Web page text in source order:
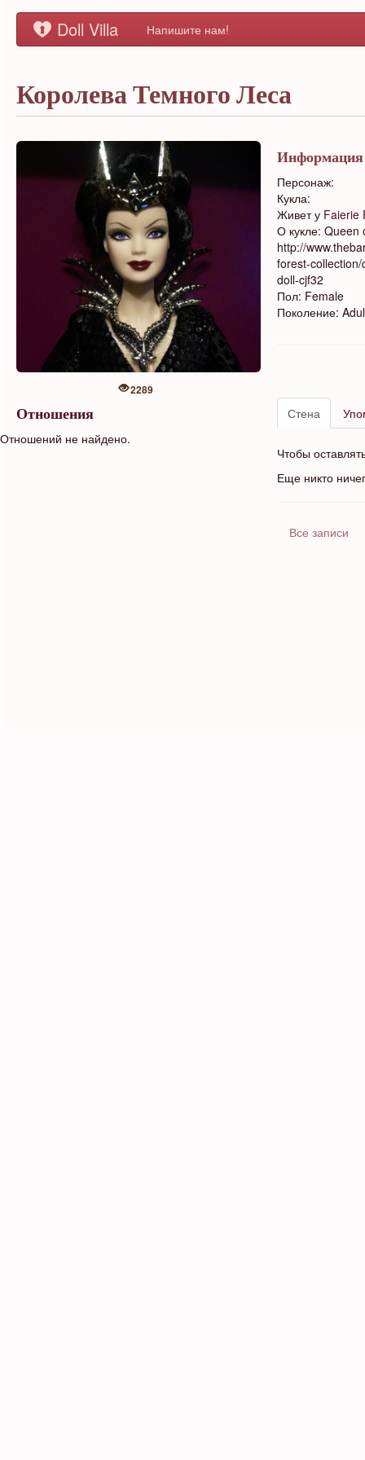
Doll Villa Напишите нам!
Королева Темного Леса
2289
Информация
Персонаж:
Кукла:
Живет у Faierie
О кукле: Queen
http://
forest-
doll-cjf32
Пол: Female
Поколение:
Отношения
Отношений не найдено.
Стена
Чтобы
Еще никто
Все записи